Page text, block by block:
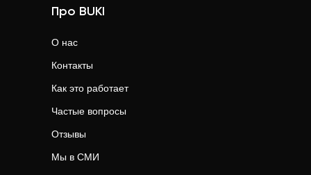
Про BUKI
О нас
Контакты
Как это работает
Частые вопросы
Отзывы
Мы в СМИ